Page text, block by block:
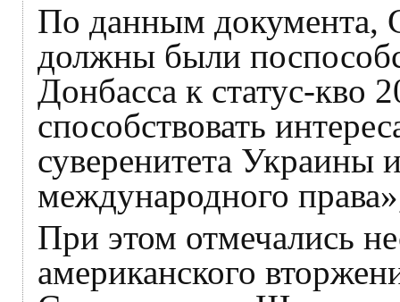
По данным
должны были
Донбасса к статус-кво
способствовать
суверенитета Украины
международного
При этом отмечались
американского